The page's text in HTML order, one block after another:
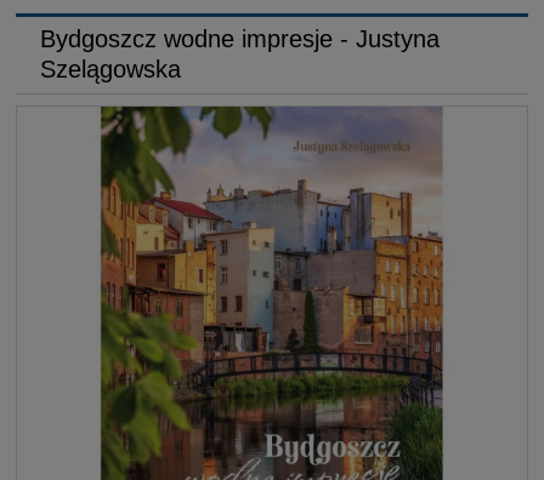
Bydgoszcz wodne impresje - Justyna
Szelągowska